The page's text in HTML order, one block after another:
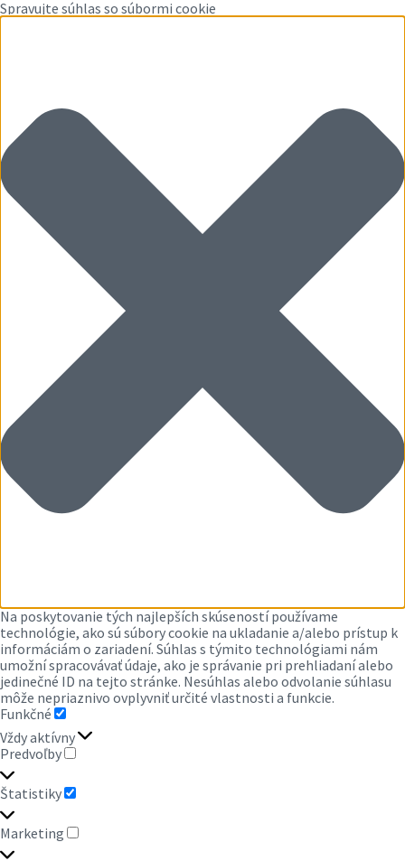
Spravujte súhlas so súbormi cookie
Na poskytovanie tých najlepších skúseností používame
technológie, ako sú súbory cookie na ukladanie a/alebo prístup k
informáciám o zariadení. Súhlas s týmito technológiami nám
umožní spracovávať údaje, ako je správanie pri prehliadaní alebo
jedinečné ID na tejto stránke. Nesúhlas alebo odvolanie súhlasu
môže nepriaznivo ovplyvniť určité vlastnosti a funkcie.
Funkčné
FUNKČNÉ
Vždy aktívny
Predvoľby
PREDVOĽBY
Štatistiky
ŠTATISTIKY
Marketing
MARKETING